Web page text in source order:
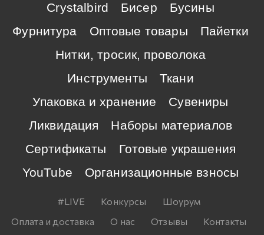
Crystalbird
Бисер
Бусины
Фурнитура
Оптовые товары
Пайетки
Нитки, тросик, проволока
Инструменты
Ткани
Упаковка и хранение
Сувениры
Ликвидация
Наборы материалов
Сертификаты
Готовые украшения
YouTube
Организационные взносы
#LIVE Конкурсы
Шоурум
Оплата и доставка
О нас Отзывы
Контакты